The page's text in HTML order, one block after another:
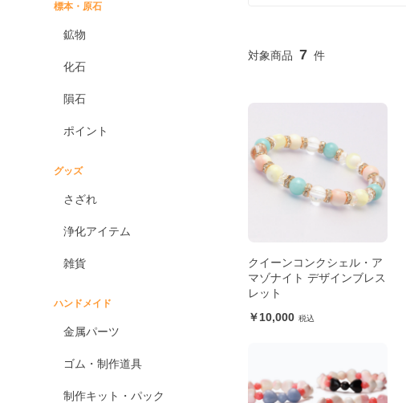
標本・原石
鉱物
化石
隕石
ポイント
グッズ
さざれ
浄化アイテム
雑貨
ハンドメイド
金属パーツ
ゴム・制作道具
制作キット・パック
7
クイーンコンクシェル・ア
マゾナイト デザインブレス
レット
10,000